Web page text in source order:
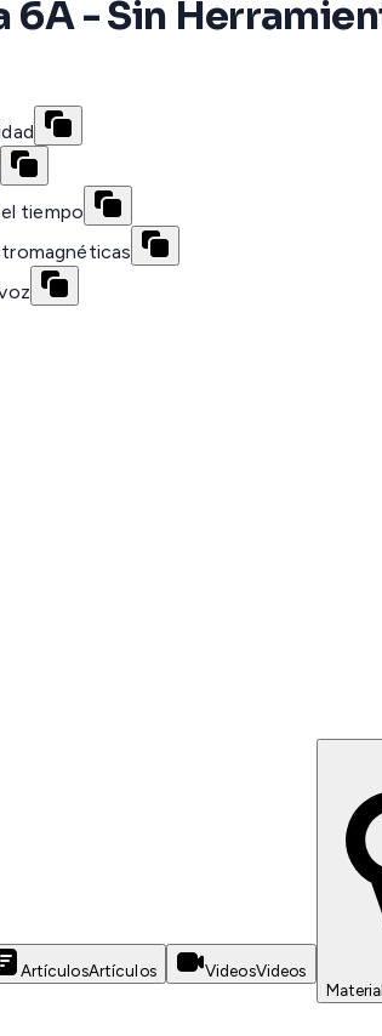
- Sin
tiempo
ArtículosArtículos VideosVideos